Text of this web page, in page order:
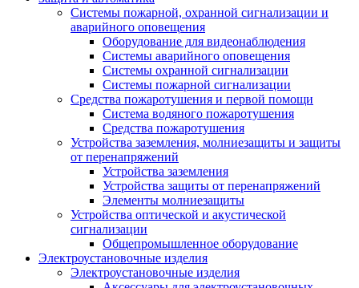
Системы пожарной, охранной сигнализации и
аварийного оповещения
Оборудование для видеонаблюдения
Системы аварийного оповещения
Системы охранной сигнализации
Системы пожарной сигнализации
Средства пожаротушения и первой помощи
Система водяного пожаротушения
Средства пожаротушения
Устройства заземления, молниезащиты и защиты
от перенапряжений
Устройства заземления
Устройства защиты от перенапряжений
Элементы молниезащиты
Устройства оптической и акустической
сигнализации
Общепромышленное оборудование
Электроустановочные изделия
Электроустановочные изделия